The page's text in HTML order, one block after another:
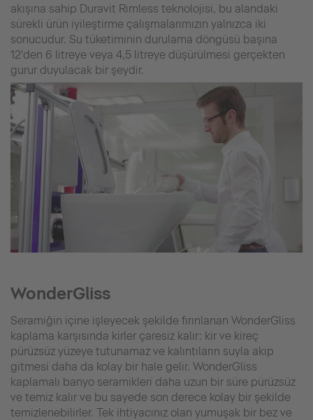
akışına sahip Duravit Rimless teknolojisi, bu alandaki
sürekli ürün iyileştirme çalışmalarımızın yalnızca iki
sonucudur. Su tüketiminin durulama döngüsü başına
12'den 6 litreye veya 4,5 litreye düşürülmesi gerçekten
gurur duyulacak bir şeydir.
WonderGliss
Seramiğin içine işleyecek şekilde fırınlanan WonderGliss
kaplama karşısında kirler çaresiz kalır: kir ve kireç
pürüzsüz yüzeye tutunamaz ve kalıntıların suyla akıp
gitmesi daha da kolay bir hale gelir. WonderGliss
kaplamalı banyo seramikleri daha uzun bir süre pürüzsüz
ve temiz kalır ve bu sayede son derece kolay bir şekilde
temizlenebilirler. Tek ihtiyacınız olan yumuşak bir bez ve